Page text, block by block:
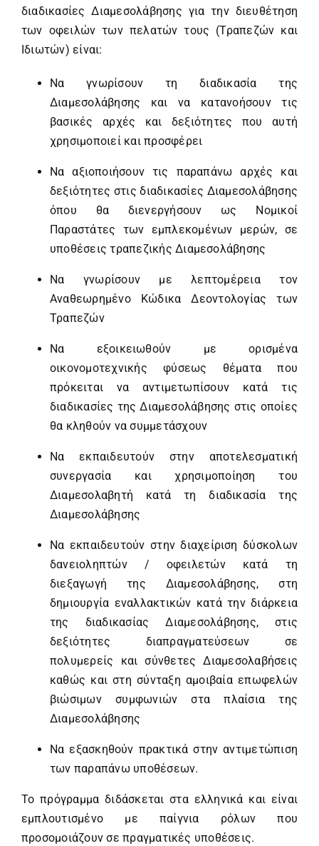
διαδικασίες Διαμεσολάβησης για την διευθέτηση
των οφειλών των πελατών τους (Τραπεζών και
Ιδιωτών) είναι:
Να γνωρίσουν τη διαδικασία της
Διαμεσολάβησης και να κατανοήσουν τις
βασικές αρχές και δεξιότητες που αυτή
χρησιμοποιεί και προσφέρει
Να αξιοποιήσουν τις παραπάνω αρχές και
δεξιότητες στις διαδικασίες Διαμεσολάβησης
όπου θα διενεργήσουν ως Νομικοί
Παραστάτες των εμπλεκομένων μερών, σε
υποθέσεις τραπεζικής Διαμεσολάβησης
Να γνωρίσουν με λεπτομέρεια τον
Αναθεωρημένο Κώδικα Δεοντολογίας των
Τραπεζών
Να εξοικειωθούν με ορισμένα
οικονομοτεχνικής φύσεως θέματα που
πρόκειται να αντιμετωπίσουν κατά τις
διαδικασίες της Διαμεσολάβησης στις οποίες
θα κληθούν να συμμετάσχουν
Να εκπαιδευτούν στην αποτελεσματική
συνεργασία και χρησιμοποίηση του
Διαμεσολαβητή κατά τη διαδικασία της
Διαμεσολάβησης
Να εκπαιδευτούν στην διαχείριση δύσκολων
δανειοληπτών / οφειλετών κατά τη
διεξαγωγή της Διαμεσολάβησης, στη
δημιουργία εναλλακτικών κατά την διάρκεια
της διαδικασίας Διαμεσολάβησης, στις
δεξιότητες διαπραγματεύσεων σε
πολυμερείς και σύνθετες Διαμεσολαβήσεις
καθώς και στη σύνταξη αμοιβαία επωφελών
βιώσιμων συμφωνιών στα πλαίσια της
Διαμεσολάβησης
Να εξασκηθούν πρακτικά στην αντιμετώπιση
των παραπάνω υποθέσεων.
Το πρόγραμμα διδάσκεται στα ελληνικά και είναι
εμπλουτισμένο με παίγνια ρόλων που
προσομοιάζουν σε πραγματικές υποθέσεις.